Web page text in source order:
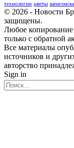
технологии цветы
© 2026 - Новости
защищены.
Любое копирование
только с обратной
Все материалы
источников и
авторство
Sign in